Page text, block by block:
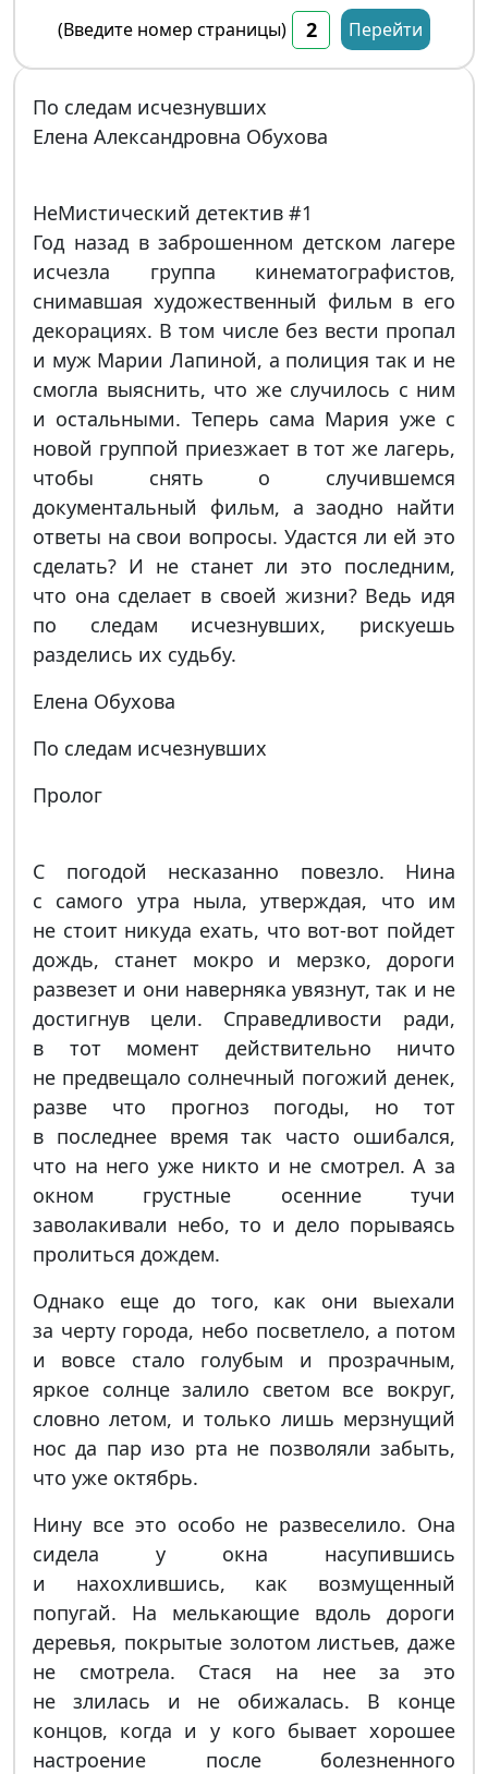
(Введите номер страницы) Перейти
По следам исчезнувших
Елена Александровна Обухова
НеМистический детектив #1
Год назад в заброшенном детском лагере
исчезла группа кинематографистов,
снимавшая художественный фильм в его
декорациях. В том числе без вести пропал
и муж Марии Лапиной, а полиция так и не
смогла выяснить, что же случилось с ним
и остальными. Теперь сама Мария уже с
новой группой приезжает в тот же лагерь,
чтобы снять о случившемся
документальный фильм, а заодно найти
ответы на свои вопросы. Удастся ли ей это
сделать? И не станет ли это последним,
что она сделает в своей жизни? Ведь идя
по следам исчезнувших, рискуешь
разделись их судьбу.
Елена Обухова
По следам исчезнувших
Пролог
С погодой несказанно повезло. Нина
с самого утра ныла, утверждая, что им
не стоит никуда ехать, что вот-вот пойдет
дождь, станет мокро и мерзко, дороги
развезет и они наверняка увязнут, так и не
достигнув цели. Справедливости ради,
в тот момент действительно ничто
не предвещало солнечный погожий денек,
разве что прогноз погоды, но тот
в последнее время так часто ошибался,
что на него уже никто и не смотрел. А за
окном грустные осенние тучи
заволакивали небо, то и дело порываясь
пролиться дождем.
Однако еще до того, как они выехали
за черту города, небо посветлело, а потом
и вовсе стало голубым и прозрачным,
яркое солнце залило светом все вокруг,
словно летом, и только лишь мерзнущий
нос да пар изо рта не позволяли забыть,
что уже октябрь.
Нину все это особо не развеселило. Она
сидела у окна насупившись
и нахохлившись, как возмущенный
попугай. На мелькающие вдоль дороги
деревья, покрытые золотом листьев, даже
не смотрела. Стася на нее за это
не злилась и не обижалась. В конце
концов, когда и у кого бывает хорошее
настроение после болезненного